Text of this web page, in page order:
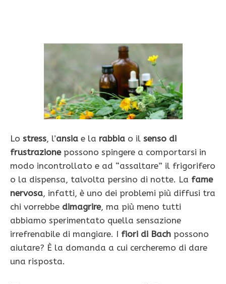
Lo stress, l’ansia e la rabbia o il senso di
frustrazione possono spingere a comportarsi in
modo incontrollato e ad “assaltare” il frigorifero
o la dispensa, talvolta persino di notte. La fame
nervosa, infatti, è uno dei problemi più diffusi tra
chi vorrebbe dimagrire, ma più meno tutti
abbiamo sperimentato quella sensazione
irrefrenabile di mangiare. I fiori di Bach possono
aiutare? È la domanda a cui cercheremo di dare
una risposta.